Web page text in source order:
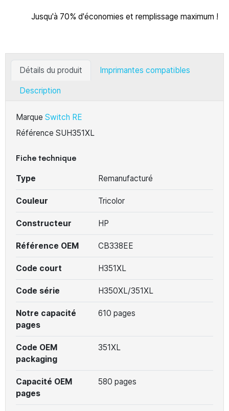
Jusqu'à 70% d'économies et remplissage maximum !
Détails du produit Imprimantes compatibles
Description
Marque Switch RE
Référence SUH351XL
Fiche technique
Type Remanufacturé
Couleur Tricolor
Constructeur HP
Référence OEM CB338EE
Code court H351XL
Code série H350XL/351XL
Notre capacité
pages
610 pages
Code OEM
packaging
351XL
Capacité OEM
pages
580 pages